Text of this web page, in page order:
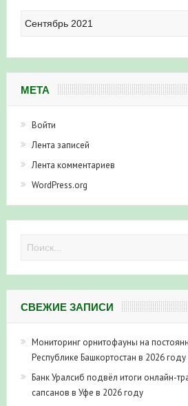
Архив
новостей
МЕТА
Войти
Лента записей
Лента комментариев
WordPress.org
СВЕЖИЕ ЗАПИСИ
Мониторинг орнитофауны на
Республике Башкортостан в 2026 году
Банк Уралсиб подвёл итоги онлайн-
сапсанов в Уфе в 2026 году